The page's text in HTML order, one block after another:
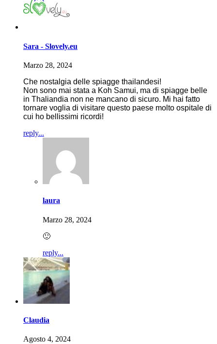
Sara - Slovely.eu
Marzo 28, 2024
Che nostalgia delle spiagge thailandesi!
Non sono mai stata a Koh Samui, ma di spiagge belle
in Thaliandia non ne mancano di sicuro. Mi hai fatto
tornare voglia di visitare questo paese molto ospitale di
cui ho bellissimi ricordi!
reply...
laura
Marzo 28, 2024
🙂
reply...
Claudia
Agosto 4, 2024